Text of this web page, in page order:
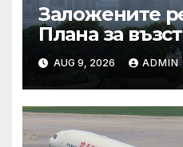
Заложените
Плана за
устойчивост в
енергетика са
неизпълними
AUG 9, 2026 ADMIN